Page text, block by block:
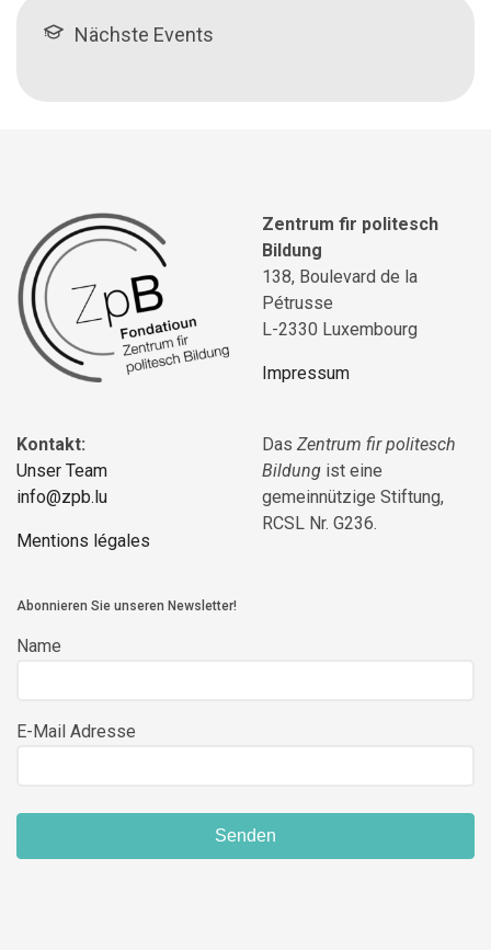
Nächste Events
Zentrum fir politesch
Bildung
138, Boulevard de la
Pétrusse
L-2330 Luxembourg
Impressum
Kontakt:
Unser Team
info@zpb.lu
Mentions légales
Das Zentrum fir politesch
Bildung ist eine
gemeinnützige Stiftung,
RCSL Nr. G236.
Abonnieren Sie unseren Newsletter!
Name
E-Mail Adresse
Senden